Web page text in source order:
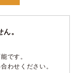
。
です。
わせください。